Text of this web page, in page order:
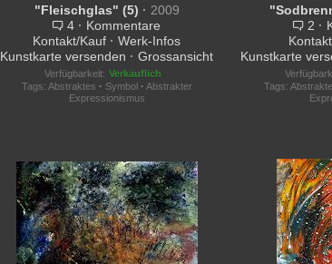
"Fleischglas" (5) · 2009
4 · Kommentare
Kontakt/Kauf · Werk-Infos
Kunstkarte versenden · Grossansicht
Verfügbarkeit: Verkäuflich
Tags: Abstraktes · Symbol · Abstrakter
Expressionismus
2 ·
Kontakt
Kunstkarte
Tags: